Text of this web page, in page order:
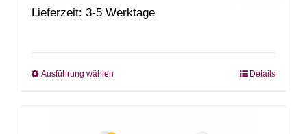
Lieferzeit: 3-5 Werktage
Ausführung wählen Details